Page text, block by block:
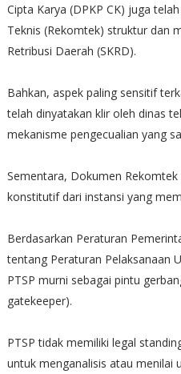
Cipta Karya (DPKP CK) juga
Teknis (Rekomtek) struktur dan
Retribusi Daerah (SKRD).
Bahkan, aspek paling sensitif
telah dinyatakan klir oleh dinas
mekanisme pengecualian yang
Sementara, Dokumen
konstitutif dari instansi yang
Berdasarkan Peraturan
tentang Peraturan Pelaksanaan
PTSP murni sebagai pintu
gatekeeper).
PTSP tidak memiliki legal
untuk menganalisis atau menilai